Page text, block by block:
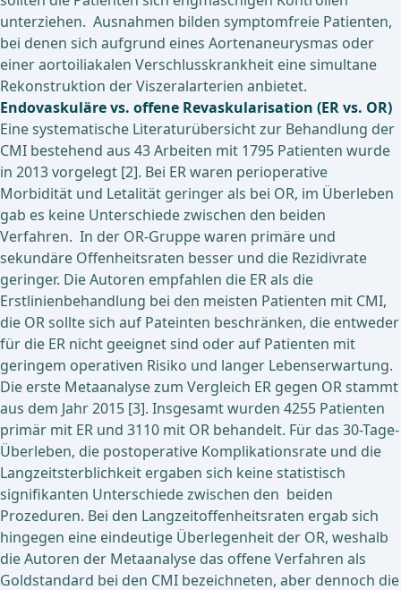
unterziehen. Ausnahmen bilden symptomfreie Patienten,
bei denen sich aufgrund eines Aortenaneurysmas oder
einer aortoiliakalen Verschlusskrankheit eine simultane
Rekonstruktion der Viszeralarterien anbietet.
Endovaskuläre vs. offene Revaskularisation (ER vs. OR)
Eine systematische Literaturübersicht zur Behandlung der
CMI bestehend aus 43 Arbeiten mit 1795 Patienten wurde
in 2013 vorgelegt [2]. Bei ER waren perioperative
Morbidität und Letalität geringer als bei OR, im Überleben
gab es keine Unterschiede zwischen den beiden
Verfahren. In der OR-Gruppe waren primäre und
sekundäre Offenheitsraten besser und die Rezidivrate
geringer. Die Autoren empfahlen die ER als die
Erstlinienbehandlung bei den meisten Patienten mit CMI,
die OR sollte sich auf Pateinten beschränken, die entweder
für die ER nicht geeignet sind oder auf Patienten mit
geringem operativen Risiko und langer Lebenserwartung.
Die erste Metaanalyse zum Vergleich ER gegen OR stammt
aus dem Jahr 2015 [3]. Insgesamt wurden 4255 Patienten
primär mit ER und 3110 mit OR behandelt. Für das 30-Tage-
Überleben, die postoperative Komplikationsrate und die
Langzeitsterblichkeit ergaben sich keine statistisch
signifikanten Unterschiede zwischen den beiden
Prozeduren. Bei den Langzeitoffenheitsraten ergab sich
hingegen eine eindeutige Überlegenheit der OR, weshalb
die Autoren der Metaanalyse das offene Verfahren als
Goldstandard bei den CMI bezeichneten, aber dennoch die